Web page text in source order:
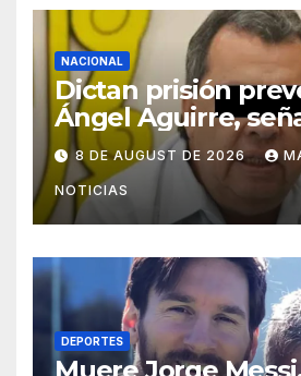
NACIONAL
Dictan prisión
Ángel Aguirre,
el caso Ayotzinapa
8 DE AUGUST DE 2026
NOTICIAS
DEPORTES